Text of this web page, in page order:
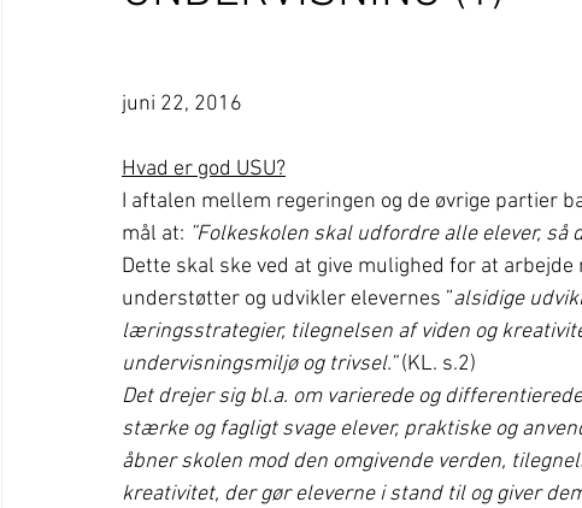
juni 22, 2016
Hvad er god USU?
I aftalen mellem regeringen og de øvrige partier
mål at: ”Folkeskolen skal udfordre alle elever, så
Dette skal ske ved at give mulighed for at
understøtter og udvikler elevernes ”alsidige
læringsstrategier, tilegnelsen af viden og
undervisningsmiljø og trivsel.” (KL. s.2)
Det drejer sig bl.a. om varierede og
stærke og fagligt svage elever, praktiske og
åbner skolen mod den omgivende verden,
kreativitet, der gør eleverne i stand til og giver